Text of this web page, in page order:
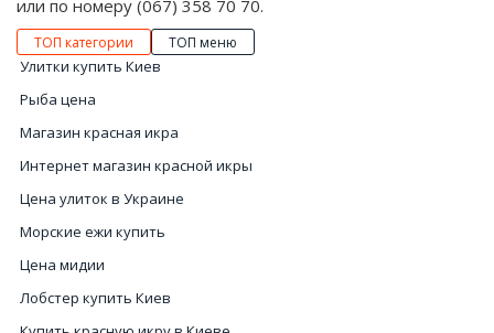
или по номеру (067) 358 70 70.
ТОП категории ТОП меню
Улитки купить Киев
Рыба цена
Магазин красная икра
Интернет магазин красной икры
Цена улиток в Украине
Морские ежи купить
Цена мидии
Лобстер купить Киев